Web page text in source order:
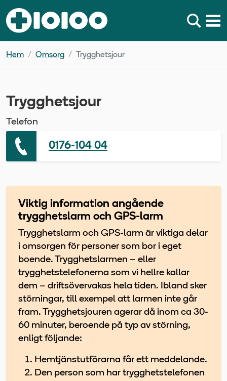
Hem Omsorg Trygghetsjour
Trygghetsjour
Telefon
0176-104 04
Viktig information angående
trygghetslarm och GPS-larm
Trygghetslarm och GPS-larm är viktiga delar
i omsorgen för personer som bor i eget
boende. Trygghetslarmen – eller
trygghetstelefonerna som vi hellre kallar
dem – driftsövervakas hela tiden. Ibland sker
störningar, till exempel att larmen inte går
fram. Trygghetsjouren agerar då inom ca 30-
60 minuter, beroende på typ av störning,
enligt följande:
Hemtjänstutförarna får ett meddelande.
Den person som har trygghetstelefonen